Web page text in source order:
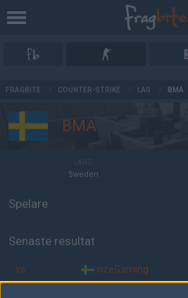
FRAGBITE COUNTER-STRIKE LAG BMÄ
BMÄ
Sweden
Spelare
Senaste resultat
vs. rizeGaming